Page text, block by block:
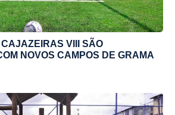
VIII SÃO
NOVOS CAMPOS DE GRAMA